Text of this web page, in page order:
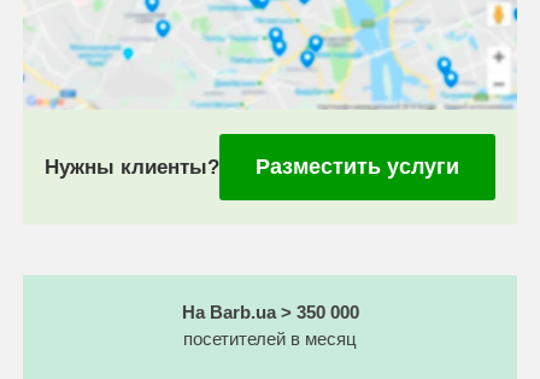
Нужны клиенты? Разместить услуги
На Barb.ua > 350 000
посетителей в месяц